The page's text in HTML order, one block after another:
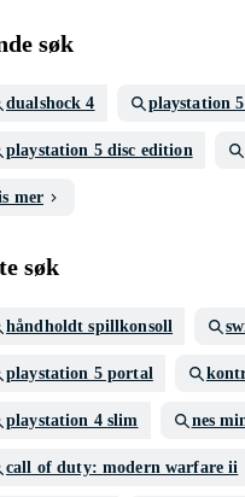
søk
dualshock 4 playstation
playstation 5 disc edition
mer
søk
håndholdt spillkonsoll
playstation 5 portal
playstation 4 slim nes
call of duty: modern warfare ii